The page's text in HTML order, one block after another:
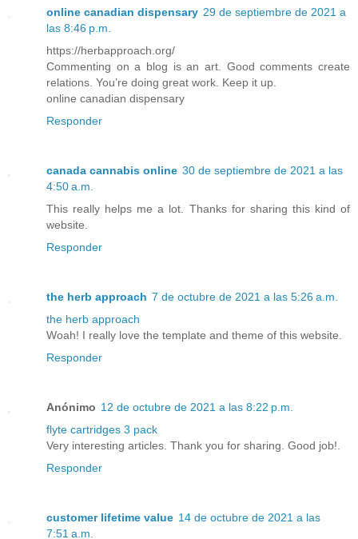
online canadian dispensary 29 de septiembre de 2021 a
las 8:46 p.m.
https://herbapproach.org/
Commenting on a blog is an art. Good comments create
relations. You’re doing great work. Keep it up.
online canadian dispensary
Responder
canada cannabis online 30 de septiembre de 2021 a las
4:50 a.m.
This really helps me a lot. Thanks for sharing this kind of
website.
Responder
the herb approach 7 de octubre de 2021 a las 5:26 a.m.
the herb approach
Woah! I really love the template and theme of this website.
Responder
Anónimo 12 de octubre de 2021 a las 8:22 p.m.
flyte cartridges 3 pack
Very interesting articles. Thank you for sharing. Good job!.
Responder
customer lifetime value 14 de octubre de 2021 a las
7:51 a.m.